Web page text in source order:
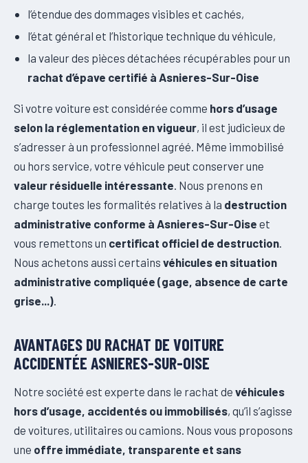
l’étendue des dommages visibles et cachés,
l’état général et l’historique technique du véhicule,
la valeur des pièces détachées récupérables pour un
rachat d’épave certifié à Asnieres-Sur-Oise
Si votre voiture est considérée comme hors d’usage
selon la réglementation en vigueur, il est judicieux de
s’adresser à un professionnel agréé. Même immobilisé
ou hors service, votre véhicule peut conserver une
valeur résiduelle intéressante . Nous prenons en
charge toutes les formalités relatives à la destruction
administrative conforme à Asnieres-Sur-Oise et
vous remettons un certificat officiel de destruction
Nous achetons aussi certains véhicules en situation
administrative compliquée (gage, absence de carte
grise...)
AVANTAGES DU RACHAT DE VOITURE
ACCIDENTÉE ASNIERES-SUR-OISE
Notre société est experte dans le rachat de véhicules
hors d’usage, accidentés ou immobilisés, qu’il s’agisse
de voitures, utilitaires ou camions. Nous vous proposons
une offre immédiate, transparente et sans